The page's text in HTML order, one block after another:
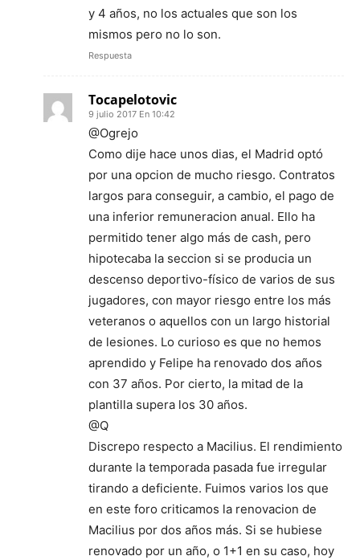
y 4 años, no los actuales que son los
mismos pero no lo son.
Respuesta
Tocapelotovic
9 julio 2017 En 10:42
@Ogrejo
Como dije hace unos dias, el Madrid optó
por una opcion de mucho riesgo. Contratos
largos para conseguir, a cambio, el pago de
una inferior remuneracion anual. Ello ha
permitido tener algo más de cash, pero
hipotecaba la seccion si se producia un
descenso deportivo-físico de varios de sus
jugadores, con mayor riesgo entre los más
veteranos o aquellos con un largo historial
de lesiones. Lo curioso es que no hemos
aprendido y Felipe ha renovado dos años
con 37 años. Por cierto, la mitad de la
plantilla supera los 30 años.
@Q
Discrepo respecto a Macilius. El rendimiento
durante la temporada pasada fue irregular
tirando a deficiente. Fuimos varios los que
en este foro criticamos la renovacion de
Macilius por dos años más. Si se hubiese
renovado por un año, o 1+1 en su caso, hoy